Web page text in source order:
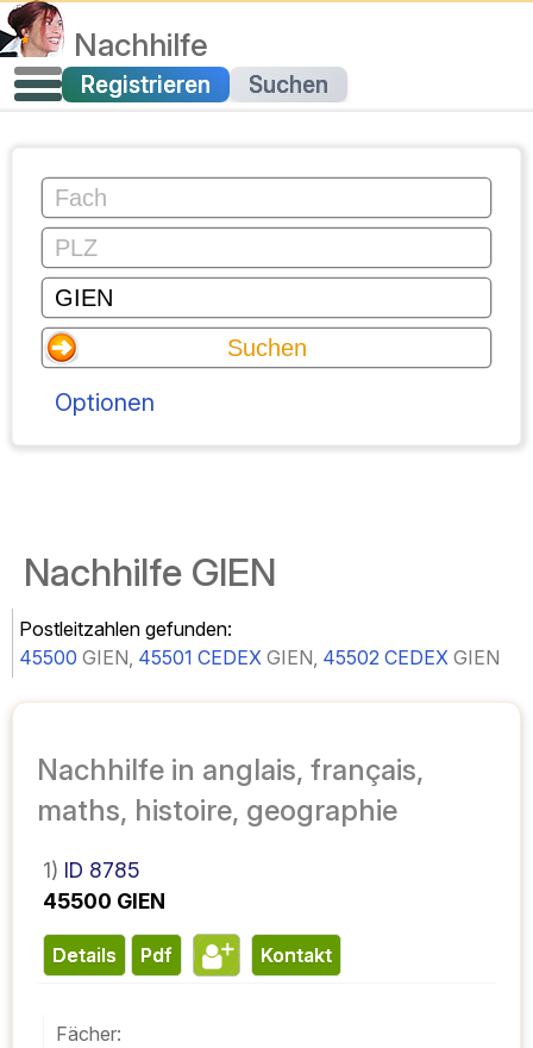
Nachhilfe
Registrieren Suchen
Optionen
Nachhilfe GIEN
Postleitzahlen gefunden:
45500 GIEN, 45501 CEDEX GIEN, 45502 CEDEX GIEN
Nachhilfe in anglais, français,
maths, histoire, geographie
1) ID 8785
45500 GIEN
Details pdf Kontakt
Fächer: